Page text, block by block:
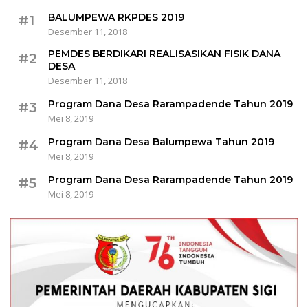
#1
BALUMPEWA RKPDES 2019
Desember 11, 2018
#2
PEMDES BERDIKARI REALISASIKAN FISIK DANA
DESA
Desember 11, 2018
#3
Program Dana Desa Rarampadende Tahun 2019
Mei 8, 2019
#4
Program Dana Desa Balumpewa Tahun 2019
Mei 8, 2019
#5
Program Dana Desa Rarampadende Tahun 2019
Mei 8, 2019